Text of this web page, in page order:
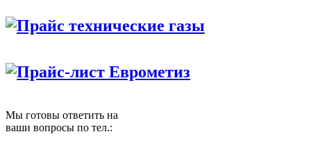
Прайс технические газы
Прайс-лист Еврометиз
Мы готовы ответить на
ваши вопросы по тел.: